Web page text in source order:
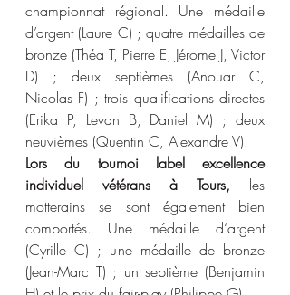
championnat régional. Une médaille
d’argent (Laure C) ; quatre médailles de
bronze (Théa T, Pierre E, Jérome J, Victor
D) ; deux septièmes (Anouar C,
Nicolas F) ; trois qualifications directes
(Erika P, Levan B, Daniel M) ; deux
neuvièmes (Quentin C, Alexandre V).
Lors du tournoi label excellence
individuel vétérans à Tours, les
motterains se sont également bien
comportés. Une médaille d‘argent
(Cyrille C) ; une médaille de bronze
(Jean-Marc T) ; un septième (Benjamin